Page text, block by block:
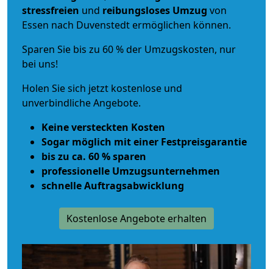
stressfreien und reibungsloses Umzug von
Essen nach Duvenstedt ermöglichen können.
Sparen Sie bis zu 60 % der Umzugskosten, nur
bei uns!
Holen Sie sich jetzt kostenlose und
unverbindliche Angebote.
Keine versteckten Kosten
Sogar möglich mit einer Festpreisgarantie
bis zu ca. 60 % sparen
professionelle Umzugsunternehmen
schnelle Auftragsabwicklung
Kostenlose Angebote erhalten